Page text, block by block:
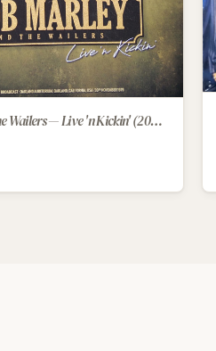
IN WINKELWAGEN Bob Marley & The Wailers — Live 'n Kickin' (2022) [LP]